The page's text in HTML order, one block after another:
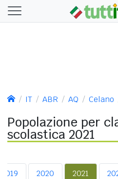
IT ABR AQ Celano
Popolazione per
scolastica 2021
2019 2020 2021